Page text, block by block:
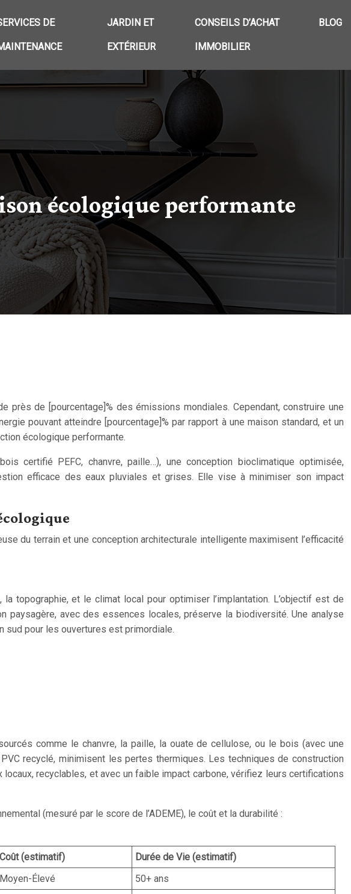
DE JARDIN ET
EXTÉRIEUR
CONSEILS D’ACHAT
IMMOBILIER
BLOG
écologique performante
de [pourcentage]% des émissions mondiales. Cependant, construire une
pouvant atteindre [pourcentage]% par rapport à une maison standard, et un
écologique performante.
certifié PEFC, chanvre, paille…), une conception bioclimatique optimisée,
efficace des eaux pluviales et grises. Elle vise à minimiser son impact
du terrain et une conception architecturale intelligente maximisent l’efficacité
topographie, et le climat local pour optimiser l’implantation. L’objectif est de
avec des essences locales, préserve la biodiversité. Une analyse
pour les ouvertures est primordiale.
comme le chanvre, la paille, la ouate de cellulose, ou le bois (avec une
recyclé, minimisent les pertes thermiques. Les techniques de construction
recyclables, et avec un faible impact carbone, vérifiez leurs certifications
(mesuré par le score de l’ADEME), le coût et la durabilité :
Coût (estimatif)
Durée de Vie (estimatif)
Moyen-Élevé
50+ ans